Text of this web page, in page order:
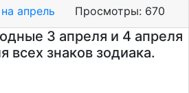
апрель Просмотры: 670
3 апреля и 4 апреля
всех знаков зодиака.